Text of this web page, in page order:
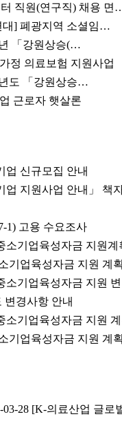
직원(연구직) 채용 면
대] 폐광지역 소셜임…
「강원상승(…
정 의료보험 지원사업
도 「강원상승…
근로자 햇살론
업 신규모집 안내
업 지원사업 안내」 책
1) 고용 수요조사
소기업육성자금 지원계
기업육성자금 지원 계
소기업육성자금 지원
변경사항 안내
소기업육성자금 지원
기업육성자금 지원 계
03-28 [K-의료산업 글